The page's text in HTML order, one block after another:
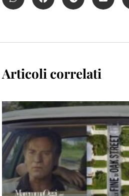
Articoli correlati